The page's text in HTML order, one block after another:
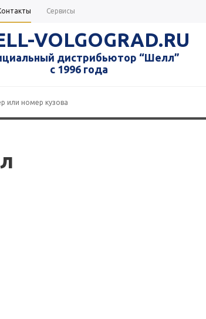
Сервисы
VOLGOGRAD.RU
дистрибьютор “Шелл”
с 1996 года